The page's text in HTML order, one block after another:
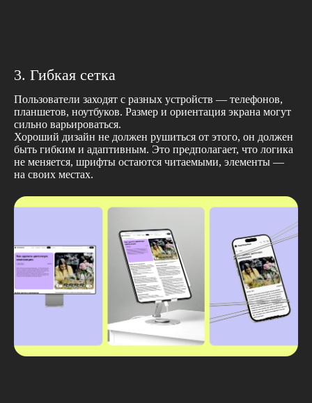
3. Гибкая сетка
Пользователи заходят с разных устройств — телефонов,
планшетов, ноутбуков. Размер и ориентация экрана могут
сильно варьироваться.
Хороший дизайн не должен рушиться от этого, он должен
быть гибким и адаптивным. Это предполагает, что логика
не меняется, шрифты остаются читаемыми, элементы —
на своих местах.